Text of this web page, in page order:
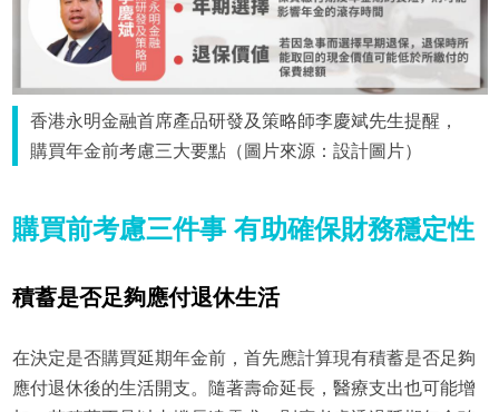
香港永明金融首席產品研發及策略師李慶斌先生提醒，
購買年金前考慮三大要點（圖片來源：設計圖片）
購買前考慮三件事 有助確保財務穩定性
積蓄是否足夠應付退休生活
在決定是否購買延期年金前，首先應計算現有積蓄是否足夠
應付退休後的生活開支。隨著壽命延長，醫療支出也可能增